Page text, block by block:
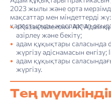
2023 жылы және орта
мақсаттар мен міндеттерді
қарастыруды жоспарлап отыр:
«Қазақтелеком» АҚ Адам
әзірлеу және бекіту;
адам құқықтары саласында
жүргізу әдіснамасын енгізу;
адам құқықтары
жүргізу.
Тең